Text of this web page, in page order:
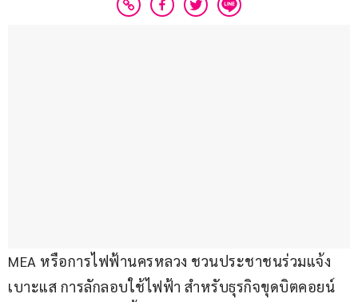
MEA หรือการไฟฟ้านครหลวง ชวนประชาชนร่วมแจ้ง
เบาะแส การลักลอบใช้ไฟฟ้า สำหรับธุรกิจขุดบิตคอยน์